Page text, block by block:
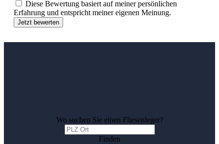
Diese Bewertung basiert auf meiner persönlichen
Erfahrung und entspricht meiner eigenen Meinung.
Jetzt bewerten
Wo suchen Sie einen Fliesenleger?
Finden